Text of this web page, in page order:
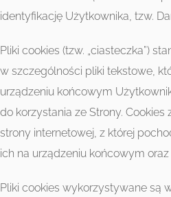
identyfikację Użytkownika, tzw.
Pliki cookies (tzw. „ciasteczka”)
w szczególności pliki tekstowe,
urządzeniu końcowym
do korzystania ze Strony.
strony internetowej, z której
ich na urządzeniu końcowym
Pliki cookies wykorzystywane są